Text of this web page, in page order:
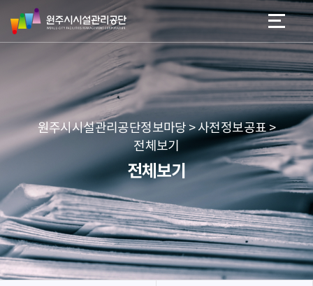
네
본문 바로가기
메뉴 바로가기
원
주
시
리
공
단
원주시시설관리공단정보마당 > 사전정보공표 >
전체보기
전체보기